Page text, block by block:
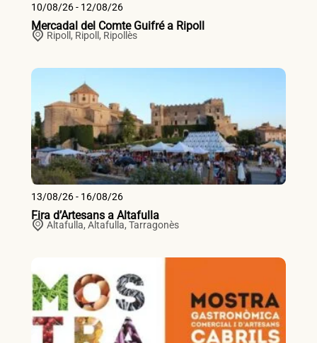
10/08/26 - 12/08/26
Mercadal del Comte Guifré a Ripoll
Ripoll, Ripoll, Ripollès
13/08/26 - 16/08/26
Fira d’Artesans a Altafulla
Altafulla, Altafulla, Tarragonès